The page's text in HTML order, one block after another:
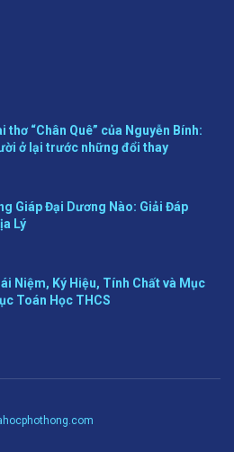
thơ “Chân Quê” của Nguyễn Bính:
ở lại trước những đổi thay
Giáp Đại Dương Nào: Giải Đáp
Lý
Niệm, Ký Hiệu, Tính Chất và Mục
Toán Học THCS